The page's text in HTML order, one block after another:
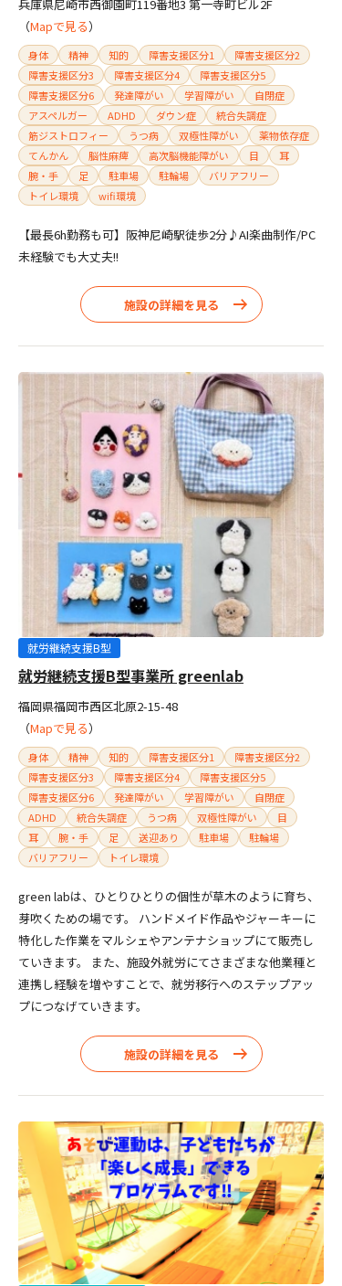
兵庫県尼崎市西御園町119番地3 第一寺町ビル2F
（Mapで見る）
身体 精神 知的 障害支援区分1
障害支援区分2
障害支援区分3
障害支援区分4
障害支援区分5
障害支援区分6
発達障がい 学習障がい
自閉症
アスペルガー
ADHD ダウン症
統合失調症
筋ジストロフィー
うつ病 双極性障がい
薬物依存症
てんかん
脳性麻痺 高次脳機能障がい 目
耳
腕・手
足 駐車場 駐輪場
バリアフリー
トイレ環境
wifi環境
【最長6h勤務も可】阪神尼崎駅徒歩2分♪AI楽曲制作/PC
未経験でも大丈夫!!
施設の詳細を見る
就労継続支援B型
就労継続支援B型事業所 greenlab
福岡県福岡市西区北原2-15-48
（Mapで見る）
身体 精神 知的 障害支援区分1
障害支援区分2
障害支援区分3
障害支援区分4
障害支援区分5
障害支援区分6
発達障がい 学習障がい
自閉症
ADHD
統合失調症 うつ病 双極性障がい
目
耳
腕・手 足 送迎あり 駐車場
駐輪場
バリアフリー
トイレ環境
green labは、ひとりひとりの個性が草木のように育ち、
芽吹くための場です。 ハンドメイド作品やジャーキーに
特化した作業をマルシェやアンテナショップにて販売し
ていきます。 また、施設外就労にてさまざまな他業種と
連携し経験を増やすことで、就労移行へのステップアッ
プにつなげていきます。
施設の詳細を見る